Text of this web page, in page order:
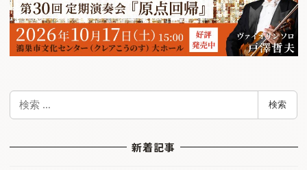
検
検索
新着記事